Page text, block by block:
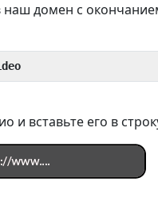
домен с
и вставьте его в